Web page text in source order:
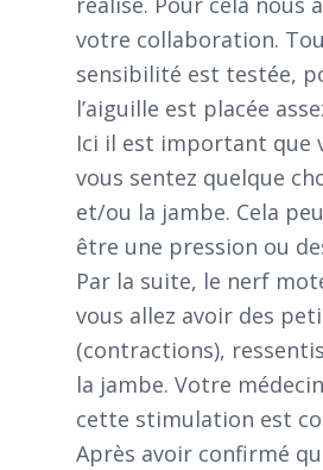
votre collaboration.
sensibilité est testée,
l’aiguille est placée
Ici il est important que
vous sentez quelque
et/ou la jambe. Cela
être une pression ou
Par la suite, le nerf
vous allez avoir des
(contractions),
la jambe. Votre
cette stimulation est
Après avoir confirmé